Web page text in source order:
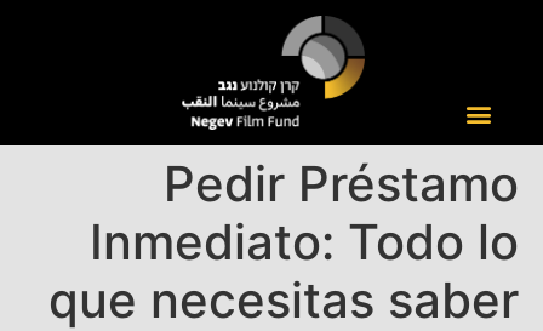
Pedir Préstamo
Inmediato: Todo lo
que necesitas saber